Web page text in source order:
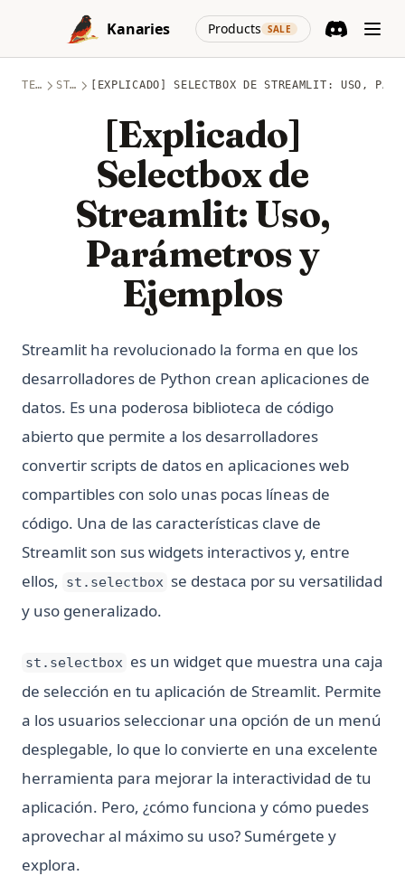
Skip to content
Kanaries
Products SALE
(opens in a
TEMAS STREAMLIT [EXPLICADO] SELECTBOX DE STREAMLIT: USO,
[Explicado]
Selectbox de
Streamlit: Uso,
Parámetros y
Ejemplos
Streamlit ha revolucionado la forma en que los
desarrolladores de Python crean aplicaciones de
datos. Es una poderosa biblioteca de código
abierto que permite a los desarrolladores
convertir scripts de datos en aplicaciones web
compartibles con solo unas pocas líneas de
código. Una de las características clave de
Streamlit son sus widgets interactivos y, entre
ellos, st.selectbox se destaca por su versatilidad
y uso generalizado.
st.selectbox es un widget que muestra una caja
de selección en tu aplicación de Streamlit. Permite
a los usuarios seleccionar una opción de un menú
desplegable, lo que lo convierte en una excelente
herramienta para mejorar la interactividad de tu
aplicación. Pero, ¿cómo funciona y cómo puedes
aprovechar al máximo su uso? Sumérgete y
explora.